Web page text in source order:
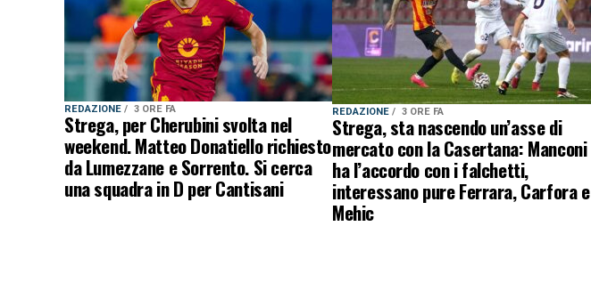
REDAZIONE 3 ORE FA
Strega, per Cherubini svolta nel
weekend. Matteo Donatiello richiesto
da Lumezzane e Sorrento. Si cerca
una squadra in D per Cantisani
REDAZIONE 3 ORE FA
Strega, sta nascendo un’asse di
mercato con la Casertana: Manconi
ha l’accordo con i falchetti,
interessano pure Ferrara, Carfora e
Mehic